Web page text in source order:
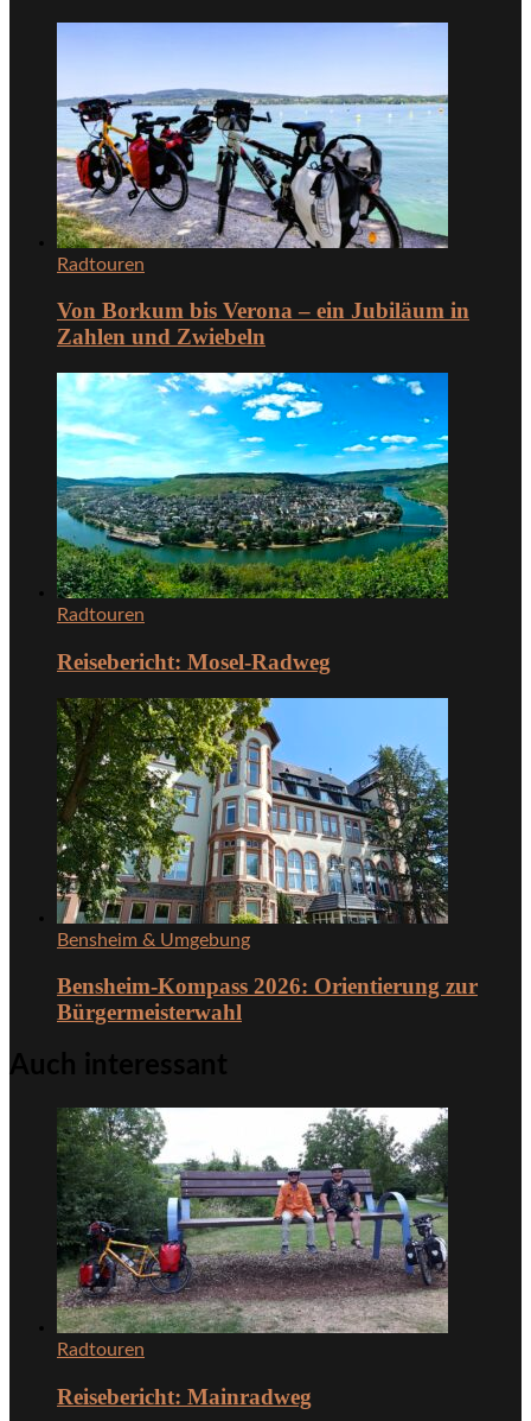
Radtouren
Von Borkum bis Verona – ein Jubiläum in
Zahlen und Zwiebeln
Radtouren
Reisebericht: Mosel-Radweg
Bensheim & Umgebung
Bensheim-Kompass 2026: Orientierung zur
Bürgermeisterwahl
Auch interessant
Radtouren
Reisebericht: Mainradweg